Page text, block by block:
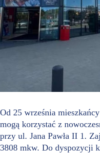
Od 25 września
mogą korzystać z
przy ul. Jana Pawła II 1.
3808 mkw. Do dyspozycji